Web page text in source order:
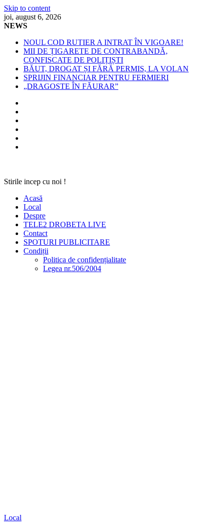
Skip to content
joi, august 6, 2026
NEWS
NOUL COD RUTIER A INTRAT ÎN VIGOARE!
MII DE ȚIGARETE DE CONTRABANDĂ,
CONFISCATE DE POLIȚIȘTI
BĂUT, DROGAT ȘI FĂRĂ PERMIS, LA VOLAN
SPRIJIN FINANCIAR PENTRU FERMIERI
„DRAGOSTE ÎN FĂURAR”
Stirile incep cu noi !
Acasă
Local
Despre
TELE2 DROBETA LIVE
Contact
SPOTURI PUBLICITARE
Condiții
Politica de confidențialitate
Legea nr.506/2004
Local